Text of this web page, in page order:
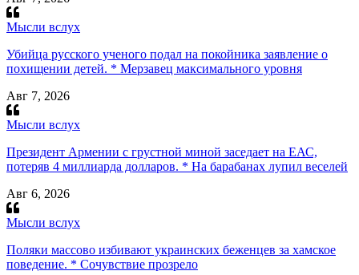
Мысли вслух
Убийца русского ученого подал на покойника заявление о
похищении детей. * Мерзавец максимального уровня
Авг 7, 2026
Мысли вслух
Президент Армении с грустной миной заседает на ЕАС,
потеряв 4 миллиарда долларов. * На барабанах лупил веселей
Авг 6, 2026
Мысли вслух
Поляки массово избивают украинских беженцев за хамское
поведение. * Сочувствие прозрело